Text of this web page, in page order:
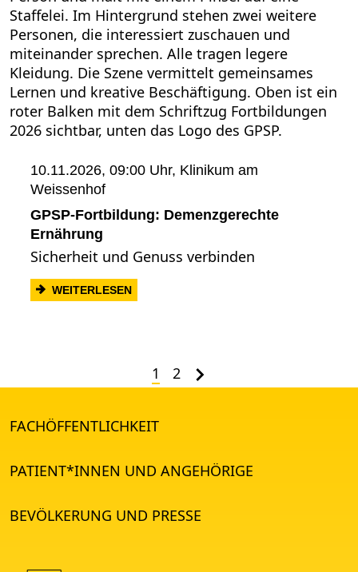
10.11.2026, 09:00 Uhr, Klinikum am
Weissenhof
GPSP-Fortbildung: Demenzgerechte
Ernährung
Sicherheit und Genuss verbinden
WEITERLESEN: GPSP-FORTBILDUNG:
1 2
FACHÖFFENTLICHKEIT
PATIENT*INNEN UND ANGEHÖRIGE
BEVÖLKERUNG UND PRESSE